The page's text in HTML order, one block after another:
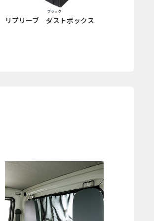
リプリーブ ダストボックス